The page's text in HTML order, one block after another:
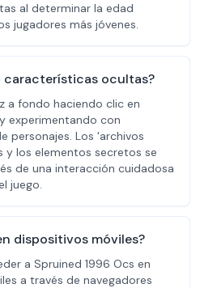
al determinar la edad
jugadores más jóvenes.
características ocultas?
a fondo haciendo clic en
experimentando con
personajes. Los 'archivos
y los elementos secretos se
de una interacción cuidadosa
juego.
dispositivos móviles?
a Spruined 1996 Ocs en
a través de navegadores